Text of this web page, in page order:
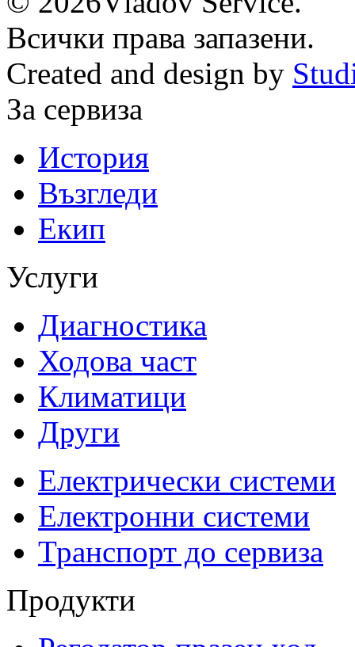
Всички права запазени.
Created and design by
За сервиза
История
Възгледи
Екип
Услуги
Диагностика
Ходова част
Климатици
Други
Електрически системи
Електронни системи
Транспорт до сервиза
Продукти